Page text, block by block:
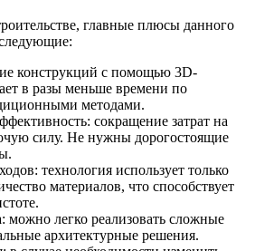
главные плюсы данного
конструкций с помощью 3D-
в разы меньше времени по
методами.
сокращение затрат на
силу. Не нужны дорогостоящие
технология использует только
материалов, что способствует
можно легко реализовать сложные
архитектурные решения.